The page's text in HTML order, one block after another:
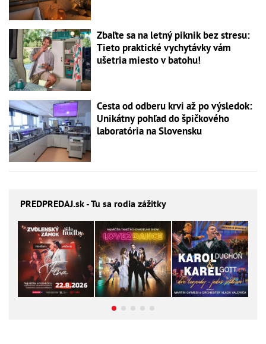
Zbaľte sa na letný piknik bez stresu:
Tieto praktické vychytávky vám
ušetria miesto v batohu!
Cesta od odberu krvi až po výsledok:
Unikátny pohľad do špičkového
laboratória na Slovensku
PREDPREDAJ.sk - Tu sa rodia zážitky